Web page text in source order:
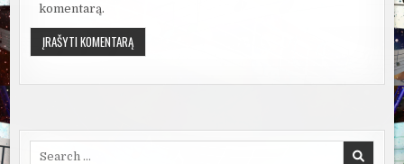
komentarą.